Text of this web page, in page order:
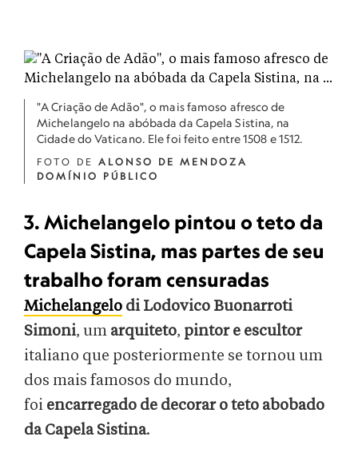
"A Criação de Adão", o mais famoso afresco de
Michelangelo na abóbada da Capela Sistina, na
Cidade do Vaticano. Ele foi feito entre 1508 e 1512.
FOTO DE ALONSO DE MENDOZA
DOMÍNIO PÚBLICO
3. Michelangelo pintou o teto da
Capela Sistina, mas partes de seu
trabalho foram censuradas
Michelangelo di Lodovico Buonarroti
Simoni, um arquiteto, pintor e escultor
italiano que posteriormente se tornou um
dos mais famosos do mundo,
foi encarregado de decorar o teto abobado
da Capela Sistina.